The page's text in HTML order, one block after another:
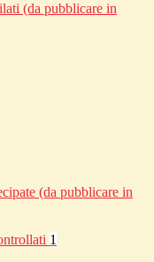
(da pubblicare in
(da pubblicare in
1